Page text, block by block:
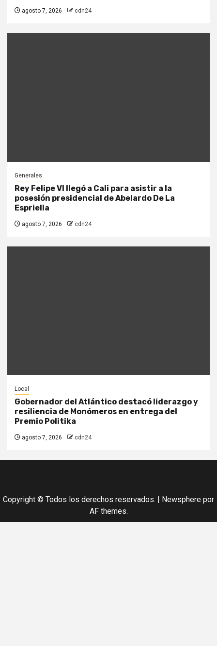
agosto 7, 2026 cdn24
Generales
Rey Felipe VI llegó a Cali para asistir a la
posesión presidencial de Abelardo De La
Espriella
agosto 7, 2026 cdn24
Local
Gobernador del Atlántico destacó liderazgo y
resiliencia de Monómeros en entrega del
Premio Politika
agosto 7, 2026 cdn24
Copyright © Todos los derechos reservados. Newsphere por
AF themes.